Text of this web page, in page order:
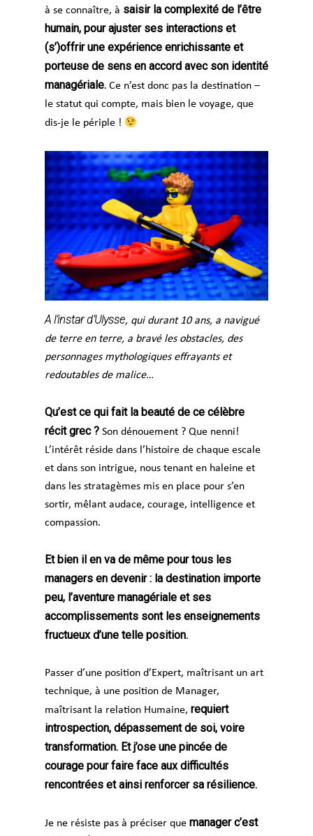
à se connaître, à saisir la complexité de l’être
humain, pour ajuster ses interactions et
(s’)offrir une expérience enrichissante et
porteuse de sens en accord avec son identité
managériale. Ce n’est donc pas la destination –
le statut qui compte, mais bien le voyage, que
dis-je le périple !
A l’instar d’Ulysse, qui durant 10 ans, a navigué
de terre en terre, a bravé les obstacles, des
personnages mythologiques effrayants et
redoutables de malice…
Qu’est ce qui fait la beauté de ce célèbre
récit grec ? Son dénouement ? Que nenni!
L’intérêt réside dans l’histoire de chaque escale
et dans son intrigue, nous tenant en haleine et
dans les stratagèmes mis en place pour s’en
sortir, mêlant audace, courage, intelligence et
compassion.
Et bien il en va de même pour tous les
managers en devenir : la destination importe
peu, l’aventure managériale et ses
accomplissements sont les enseignements
fructueux d’une telle position.
Passer d’une position d’Expert, maîtrisant un art
technique, à une position de Manager,
maîtrisant la relation Humaine, requiert
introspection, dépassement de soi, voire
transformation. Et j’ose une pincée de
courage pour faire face aux difficultés
rencontrées et ainsi renforcer sa résilience.
Je ne résiste pas à préciser que manager c’est